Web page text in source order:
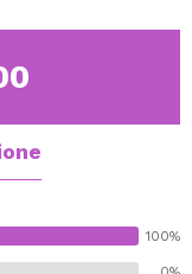
100%